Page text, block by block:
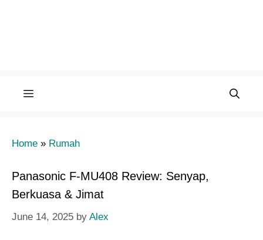
Menu
Home » Rumah
Panasonic F-MU408 Review: Senyap,
Berkuasa & Jimat
June 14, 2025 by Alex